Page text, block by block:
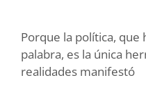
Porque la política, que
palabra, es la única
realidades manifestó